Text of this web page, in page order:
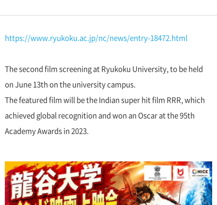
https://www.ryukoku.ac.jp/nc/news/entry-18472.html
The second film screening at Ryukoku University, to be held
on June 13th on the university campus.
The featured film will be the Indian super hit film RRR, which
achieved global recognition and won an Oscar at the 95th
Academy Awards in 2023.